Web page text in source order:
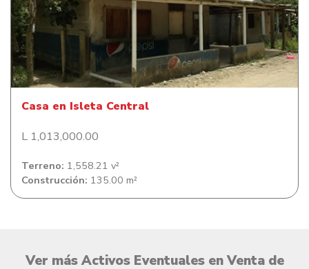
Casa en Isleta Central
Casa en Isleta Central
L 1,013,000.00
Terreno: 1,558.21 v²
Construcción: 135.00 m²
Ver más Activos Eventuales en Venta de